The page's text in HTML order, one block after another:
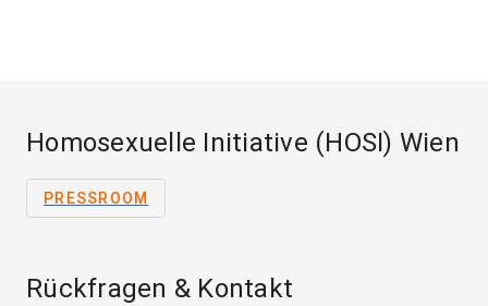
Homosexuelle Initiative (HOSI) Wien
PRESSROOM
Rückfragen & Kontakt